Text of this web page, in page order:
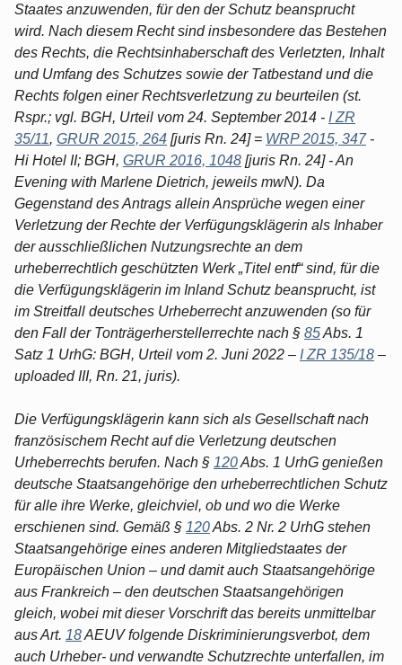
Staates anzuwenden, für den der Schutz beansprucht
wird. Nach diesem Recht sind insbesondere das Bestehen
des Rechts, die Rechtsinhaberschaft des Verletzten, Inhalt
und Umfang des Schutzes sowie der Tatbestand und die
Rechts folgen einer Rechtsverletzung zu beurteilen (st.
Rspr.; vgl. BGH, Urteil vom 24. September 2014 - I ZR
35/11, GRUR 2015, 264 [juris Rn. 24] = WRP 2015, 347-
Hi Hotel II; BGH, GRUR 2016, 1048 [juris Rn. 24] - An
Evening with Marlene Dietrich, jeweils mwN). Da
Gegenstand des Antrags allein Ansprüche wegen einer
Verletzung der Rechte der Verfügungsklägerin als Inhaber
der ausschließlichen Nutzungsrechte an dem
urheberrechtlich geschützten Werk „Titel entf“ sind, für die
die Verfügungsklägerin im Inland Schutz beansprucht, ist
im Streitfall deutsches Urheberrecht anzuwenden (so für
den Fall der Tonträgerherstellerrechte nach § 85Abs. 1
Satz 1 UrhG: BGH, Urteil vom 2. Juni 2022 – I ZR 135/18 –
uploaded III, Rn. 21, juris).
Die Verfügungsklägerin kann sich als Gesellschaft nach
französischem Recht auf die Verletzung deutschen
Urheberrechts berufen. Nach § 120Abs. 1 UrhG genießen
deutsche Staatsangehörige den urheberrechtlichen Schutz
für alle ihre Werke, gleichviel, ob und wo die Werke
erschienen sind. Gemäß § 120Abs. 2 Nr. 2 UrhG stehen
Staatsangehörige eines anderen Mitgliedstaates der
Europäischen Union – und damit auch Staatsangehörige
aus Frankreich – den deutschen Staatsangehörigen
gleich, wobei mit dieser Vorschrift das bereits unmittelbar
aus Art. 18AEUV folgende Diskriminierungsverbot, dem
auch Urheber- und verwandte Schutzrechte unterfallen, im